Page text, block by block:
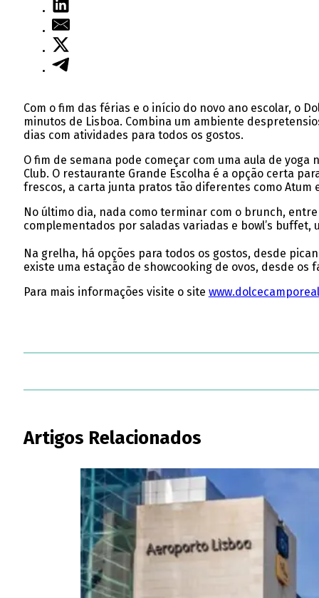
Com o fim das férias e o início do novo ano escolar, o
minutos de Lisboa. Combina um ambiente
dias com atividades para todos os gostos.
O fim de semana pode começar com uma aula de
Club. O restaurante Grande Escolha é a opção certa
frescos, a carta junta pratos tão diferentes como Atum
No último dia, nada como terminar com o brunch,
complementados por saladas variadas e bowl’s
Na grelha, há opções para todos os gostos, desde
existe uma estação de showcooking de ovos, desde
Para mais informações visite o site
Artigos Relacionados